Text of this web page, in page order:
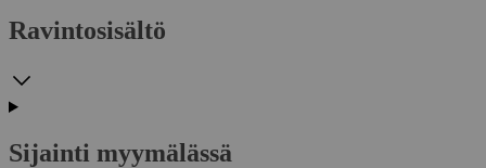
Ravintosisältö
Sijainti myymälässä